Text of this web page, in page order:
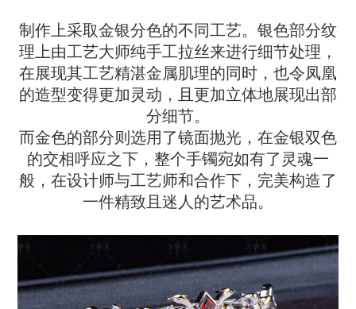
制作上采取金银分色的不同工艺。银色部分纹
理上由工艺大师纯手工拉丝来进行细节处理，
在展现其工艺精湛金属肌理的同时，也令凤凰
的造型变得更加灵动，且更加立体地展现出部
分细节。
而金色的部分则选用了镜面抛光，在金银双色
的交相呼应之下，整个手镯宛如有了灵魂一
般，在设计师与工艺师和合作下，完美构造了
一件精致且迷人的艺术品。